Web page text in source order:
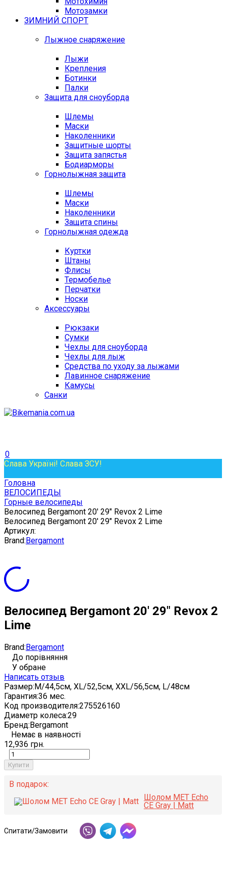
Мотозамки
ЗИМНИЙ СПОРТ
Лыжное снаряжение
Лыжи
Крепления
Ботинки
Палки
Защита для сноуборда
Шлемы
Маски
Наколенники
Защитные шорты
Защита запястья
Бодиарморы
Горнолыжная защита
Шлемы
Маски
Наколенники
Защита спины
Горнолыжная одежда
Куртки
Штаны
Флисы
Термобелье
Перчатки
Носки
Аксессуары
Рюкзаки
Сумки
Чехлы для сноуборда
Чехлы для лыж
Средства по уходу за лыжами
Лавинное снаряжение
Камусы
Санки
0
Слава Україні! Слава ЗСУ!
Головна
ВЕЛОСИПЕДЫ
Горные велосипеды
Велосипед Bergamont 20' 29" Revox 2 Lime
Велосипед Bergamont 20' 29" Revox 2 Lime
Артикул:
Brand:Bergamont
Велосипед Bergamont 20' 29" Revox 2
Lime
Brand:Bergamont
До порівняння
У обране
Написать отзыв
Размер:M/44,5см, XL/52,5см, XXL/56,5см, L/48см
Гарантия:36 мес.
Код производителя:275526160
Диаметр колеса:29
Бренд:Bergamont
Немає в наявності
12,936 грн.
Купити
В подарок:
Шолом MET Echo
CE Gray | Matt
Спитати/Замовити